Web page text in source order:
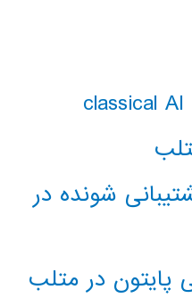
شونده در
پایتون در متلب